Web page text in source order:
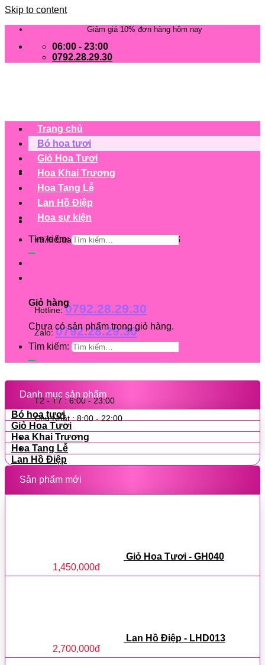
Skip to content
Giảm giá 10% đơn hàng hôm nay
06:00 - 23:00
0792.28.29.30
+979 Cửa hàng trên 63 tỉnh/ thành phố
Hotline:0792.28.29.30
Zalo: 0792.28.29.30
T2 - T7 : 6:00 - 23:00
Chủ Nhật : 8:00 - 22:00
Trang chủ
Bó hoa tươi
Giỏ Hoa Tươi
Hoa Khai Trương
Hoa Tang Lễ
Lan Hồ Điệp
Hoa sự kiện
Tìm kiếm:
Giỏ hàng
Chưa có sản phẩm trong giỏ hàng.
Tìm kiếm:
Danh mục sản phẩm
Bó hoa tươi
Giỏ Hoa Tươi
Hoa Khai Trương
Hoa Tang Lễ
Lan Hồ Điệp
Sản phẩm mới
Giỏ Hoa Tươi - GH040
1,450,000đ
Lan Hồ Điệp - LHD013
2,700,000đ